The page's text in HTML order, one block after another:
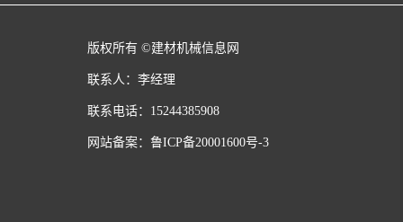
版权所有 ©建材机械信息网
联系人：李经理
联系电话：15244385908
网站备案：鲁ICP备20001600号-3